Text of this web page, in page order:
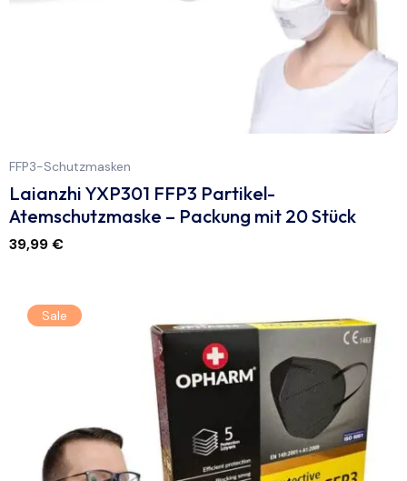
FFP3-Schutzmasken
Laianzhi YXP301 FFP3 Partikel-
Atemschutzmaske – Packung mit 20 Stück
39,99€
Sale